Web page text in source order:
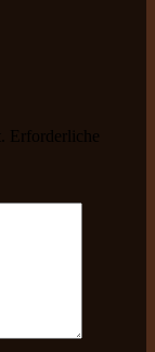
Erforderliche